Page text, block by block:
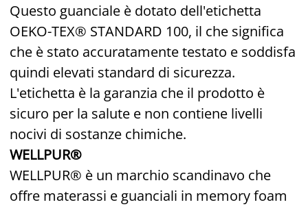
Questo guanciale è dotato dell'etichetta
OEKO-TEX® STANDARD 100, il che significa
che è stato accuratamente testato e soddisfa
quindi elevati standard di sicurezza.
L'etichetta è la garanzia che il prodotto è
sicuro per la salute e non contiene livelli
nocivi di sostanze chimiche.
WELLPUR®
WELLPUR® è un marchio scandinavo che
offre materassi e guanciali in memory foam